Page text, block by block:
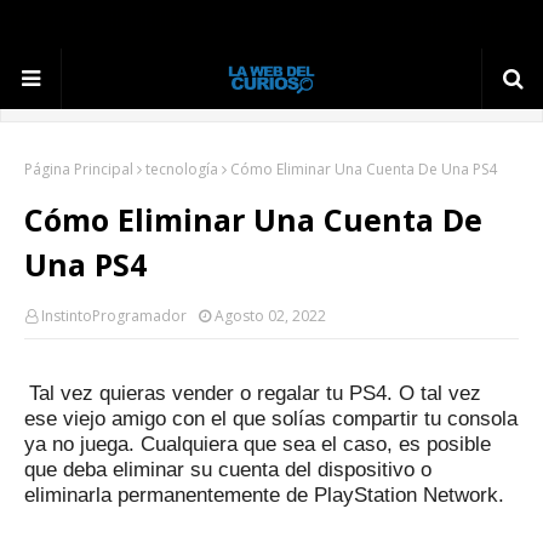
Página Principal tecnología Cómo Eliminar Una Cuenta De Una PS4
Cómo Eliminar Una Cuenta De
Una PS4
InstintoProgramador Agosto 02, 2022
Tal vez quieras vender o regalar tu PS4. O tal vez
ese viejo amigo con el que solías compartir tu consola
ya no juega. Cualquiera que sea el caso, es posible
que deba eliminar su cuenta del dispositivo o
eliminarla permanentemente de PlayStation Network.